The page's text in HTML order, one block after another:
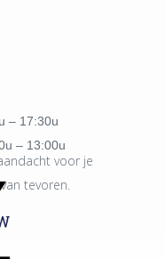
– 17:30u
– 13:00u
voor je
tevoren.